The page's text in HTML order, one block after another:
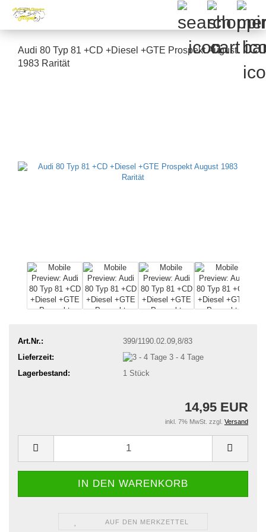
Audi 80 Typ 81 +CD +Diesel +GTE Prospekt August
1983 Rarität
Art.Nr.:
399/1190.02.09,8/83
Lieferzeit:
3 - 4 Tage
Lagerbestand:
1 Stück
14,95 EUR
inkl. 7% MwSt. zzgl. Versand
AUF DEN MERKZETTEL